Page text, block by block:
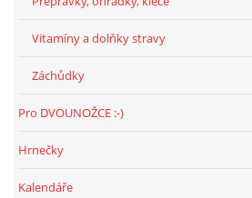
HISTORIE - 2010 - 2020
JAK NÁM POMOCI - POMÁHAJÍ NÁM :-)
Vitamíny a dolňky stravy
Záchůdky
Pro DVOUNOŽCE :-)
Hrnečky
Kalendáře